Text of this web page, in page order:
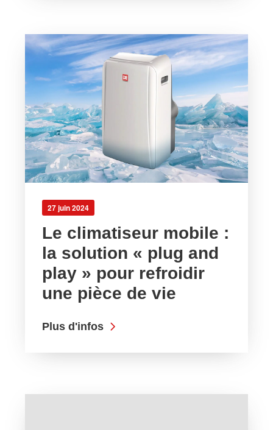
27 juin 2024
Le climatiseur mobile :
la solution « plug and
play » pour refroidir
une pièce de vie
Plus d'infos